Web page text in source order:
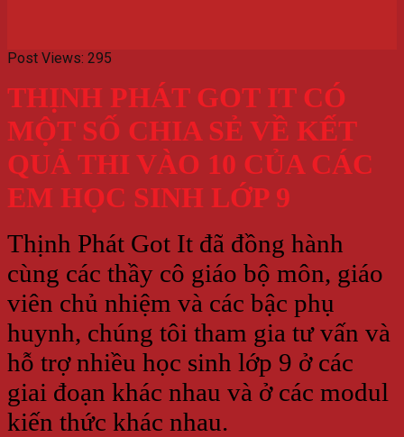
Post Views: 295
THỊNH PHÁT GOT IT CÓ
MỘT SỐ CHIA SẺ VỀ KẾT
QUẢ THI VÀO 10 CỦA CÁC
EM HỌC SINH LỚP 9
Thịnh Phát Got It đã đồng hành
cùng các thầy cô giáo bộ môn, giáo
viên chủ nhiệm và các bậc phụ
huynh, chúng tôi tham gia tư vấn và
hỗ trợ nhiều học sinh lớp 9 ở các
giai đoạn khác nhau và ở các modul
kiến thức khác nhau.